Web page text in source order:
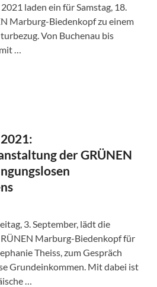
laden ein für Samstag, 18.
Marburg-Biedenkopf zu einem
Von Buchenau bis
…
der GRÜNEN
3. September, lädt die
Marburg-Biedenkopf für
Theiss, zum Gespräch
Grundeinkommen. Mit dabei ist
…